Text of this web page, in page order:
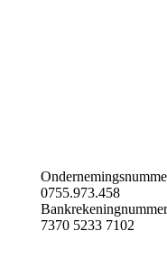
0755.973.458
7370 5233 7102